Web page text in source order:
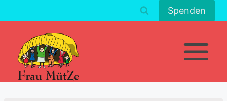
Inhalt
Spenden